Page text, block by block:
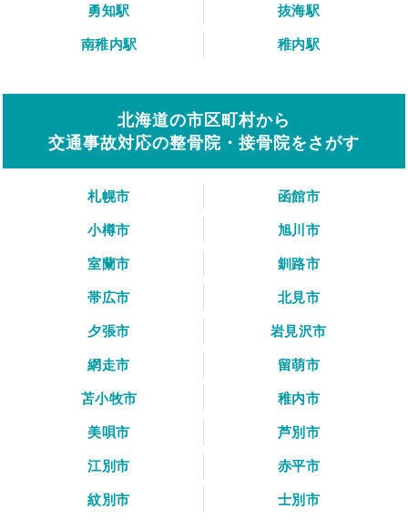
勇知駅
抜海駅
南稚内駅
稚内駅
北海道の市区町村から
交通事故対応の整骨院・接骨院をさがす
札幌市
函館市
小樽市
旭川市
室蘭市
釧路市
帯広市
北見市
夕張市
岩見沢市
網走市
留萌市
苫小牧市
稚内市
美唄市
芦別市
江別市
赤平市
紋別市
士別市